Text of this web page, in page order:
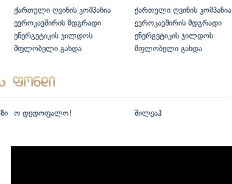
ქართული ღვინის კომპანია
ევროკავშირის მდგრადი
ენერგეტიკის ჯილდოს
მფლობელი გახდა
ქართული ღვინის კომპანია
ევროკავშირის მდგრადი
ენერგეტიკის ჯილდოს
მფლობელი გახდა
ო დედოფალო! შილეაჰ